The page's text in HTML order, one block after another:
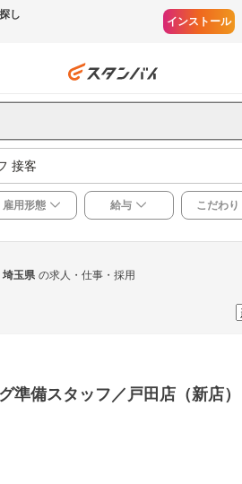
し
インストール
接客
雇用形態 給与 こだわり
埼玉県 の求人・仕事・採用
準備スタッフ／戸田店（新店）